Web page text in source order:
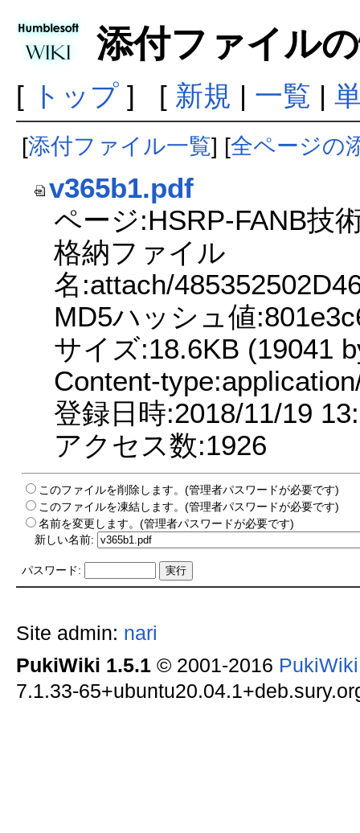
添付ファイル
[ トップ] [ 新規 | 一覧 |
[添付ファイル一覧] [全ページの
v365b1.pdf
ページ:HSRP-FANB技
格納ファイル
名:attach/
MD5ハッシュ値
サイズ:18.6KB (19041
Content-
登録日時:2018/11/19
アクセス数:1926
このファイルを削除します。(管理者パスワードが必要です)
このファイルを凍結します。(管理者パスワードが必要です)
名前を変更します。(管理者パスワードが必要です)
新しい名前:
パスワード:
Site admin: nari
PukiWiki 1.5.1© 2001-2016
7.1.33-